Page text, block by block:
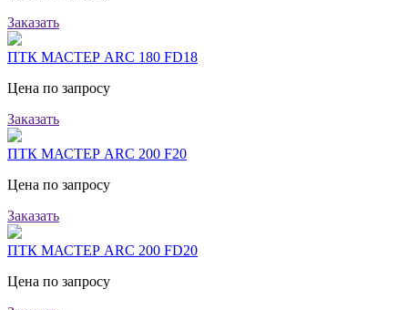
Заказать
ПТК МАСТЕР ARC 180 FD18
Цена по запросу
Заказать
ПТК МАСТЕР ARC 200 F20
Цена по запросу
Заказать
ПТК МАСТЕР ARC 200 FD20
Цена по запросу